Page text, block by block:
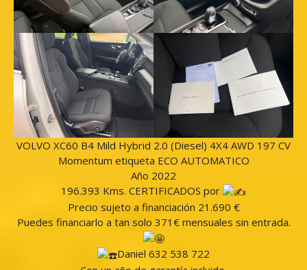
VOLVO XC60 B4 Mild Hybrid 2.0 (Diesel) 4X4 AWD 197 CV
Momentum etiqueta ECO AUTOMATICO
Año 2022
196.393 Kms. CERTIFICADOS por
Precio sujeto a financiación 21.690 €
Puedes financiarlo a tan solo 371€ mensuales sin entrada.
Daniel 632 538 722